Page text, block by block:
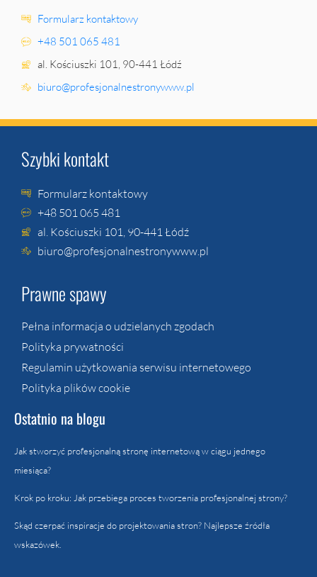
Formularz kontaktowy
+48 501 065 481
al. Kościuszki 101, 90-441 Łódź
biuro@profesjonalnestronywww.pl
Szybki kontakt
Formularz kontaktowy
+48 501 065 481
al. Kościuszki 101, 90-441 Łódź
biuro@profesjonalnestronywww.pl
Prawne spawy
Pełna informacja o udzielanych zgodach
Polityka prywatności
Regulamin użytkowania serwisu internetowego
Polityka plików cookie
Ostatnio na blogu
Jak stworzyć profesjonalną stronę internetową w ciągu jednego
miesiąca?
Krok po kroku: Jak przebiega proces tworzenia profesjonalnej strony?
Skąd czerpać inspiracje do projektowania stron? Najlepsze źródła
wskazówek.